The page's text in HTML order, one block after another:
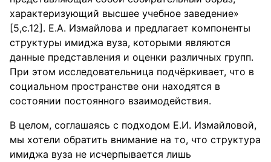
характеризующий высшее учебное заведение»
[5,с.12]. Е.А. Измайлова и предлагает компоненты
структуры имиджа вуза, которыми являются
данные представления и оценки различных групп.
При этом исследовательница подчёркивает, что в
социальном пространстве они находятся в
состоянии постоянного взаимодействия.
В целом, соглашаясь с подходом Е.И. Измайловой,
мы хотели обратить внимание на то, что структура
имиджа вуза не исчерпывается лишь